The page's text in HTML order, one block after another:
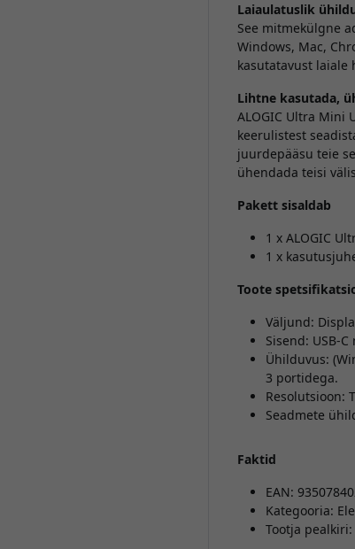
Laiaulatuslik
See mitmekülgne
Windows, Mac,
kasutatavust laiale
Lihtne kasutada,
ALOGIC Ultra Mini
keerulistest
juurdepääsu teie
ühendada teisi
Pakett sisaldab
1 x ALOGIC
1 x
Toote
Väljund:
Sisend: USB-C
Ühilduvus:
3 portidega.
Resolutsioon:
Seadmete
Faktid
EAN:
Kategooria:
Tootja